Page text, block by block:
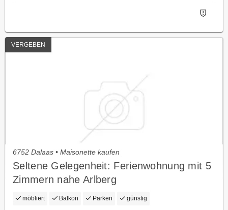
VERGEBEN
6752 Dalaas • Maisonette kaufen
Seltene Gelegenheit: Ferienwohnung mit 5
Zimmern nahe Arlberg
möbliert Balkon Parken günstig